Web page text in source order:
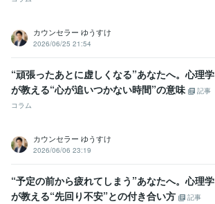
カウンセラー ゆうすけ
2026/06/25 21:54
“頑張ったあとに虚しくなる”あなたへ。心理学
が教える“心が追いつかない時間”の意味
記事
コラム
カウンセラー ゆうすけ
2026/06/06 23:19
“予定の前から疲れてしまう”あなたへ。心理学
が教える“先回り不安”との付き合い方
記事